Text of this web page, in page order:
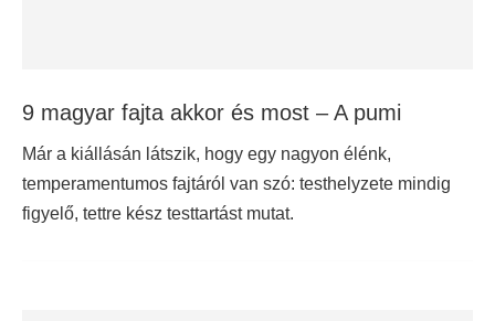
9 magyar fajta akkor és most – A pumi
Már a kiállásán látszik, hogy egy nagyon élénk,
temperamentumos fajtáról van szó: testhelyzete mindig
figyelő, tettre kész testtartást mutat.